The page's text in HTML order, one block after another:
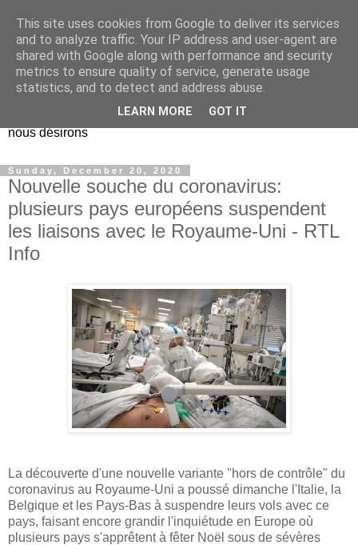
EL Etos UT
Dieu Créateur, considérez que nous ne nous entendons pas
nous-même et que nous ne savons pas ce que nous
voulons, et que nous nous éloignons infiniment de ce que
nous désirons
Sunday, December 20, 2020
Nouvelle souche du coronavirus:
plusieurs pays européens suspendent
les liaisons avec le Royaume-Uni - RTL
Info
La découverte d'une nouvelle variante "hors de contrôle" du
coronavirus au Royaume-Uni a poussé dimanche l'Italie, la
Belgique et les Pays-Bas à suspendre leurs vols avec ce
pays, faisant encore grandir l'inquiétude en Europe où
plusieurs pays s'apprêtent à fêter Noël sous de sévères
This site uses cookies from Google to deliver its services
and to analyze traffic. Your IP address and user-agent are
shared with Google along with performance and security
metrics to ensure quality of service, generate usage
statistics, and to detect and address abuse.
LEARN MORE GOT IT